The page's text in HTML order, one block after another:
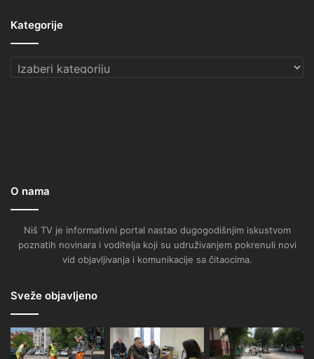
Kategorije
Kategorije
O nama
Niš TV je informativni portal nastao dugogodišnjim iskustvom
poznatih novinara i voditelja koji su udruživanjem pokrenuli novi
vid objavljivanja i komunikacije sa čitaocima.
Sveže objavljeno